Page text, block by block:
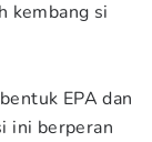
kembang si
EPA dan
ini berperan